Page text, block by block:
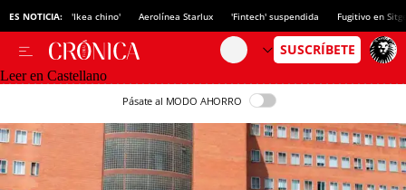
ES NOTICIA: 'Ikea chino' Aerolínea Starlux 'Fintech' suspendida Fugitivo en
Leer en Castellano
Pásate al MODO AHORRO